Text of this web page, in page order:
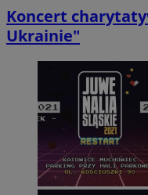
Koncert
Ukrainie"